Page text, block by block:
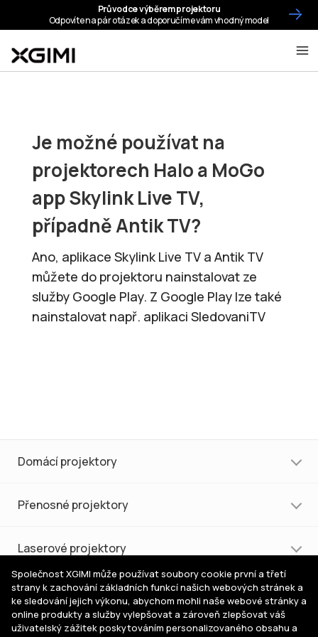
Je možné používat na
projektorech Halo a MoGo
app Skylink Live TV,
případně Antik TV?
Ano, aplikace Skylink Live TV a Antik TV
můžete do projektoru nainstalovat ze
služby Google Play. Z Google Play lze také
nainstalovat např. aplikaci SledovaniTV
Domácí projektory
Přenosné projektory
Laserové projektory
Nákup a podpora
Společnost XGIMI může používat soubory cookie první a třetí
strany k zachování základních funkcí našich webových stránek a
ke sledování jejich výkonu, abychom mohli naše webové stránky a
online produkty a služby vylepšovat a zároveň zlepšovat váš
uživatelský zážitek poskytováním personalizovaného obsahu a